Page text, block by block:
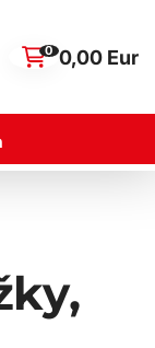
0 0,00 Eur